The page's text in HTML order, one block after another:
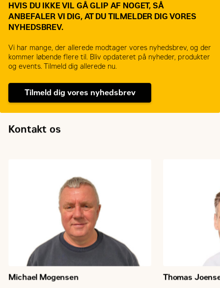
HVIS DU IKKE VIL GÅ GLIP AF NOGET, SÅ
ANBEFALER VI DIG, AT DU TILMELDER DIG VORES
NYHEDSBREV.
Vi har mange, der allerede modtager vores nyhedsbrev, og der
kommer løbende flere til. Bliv opdateret på nyheder, produkter
og events. Tilmeld dig allerede nu.
Tilmeld dig vores nyhedsbrev
Kontakt os
Michael Mogensen Thomas